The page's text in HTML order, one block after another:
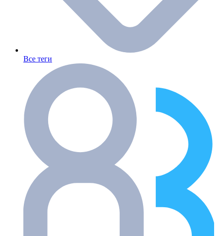
Все теги